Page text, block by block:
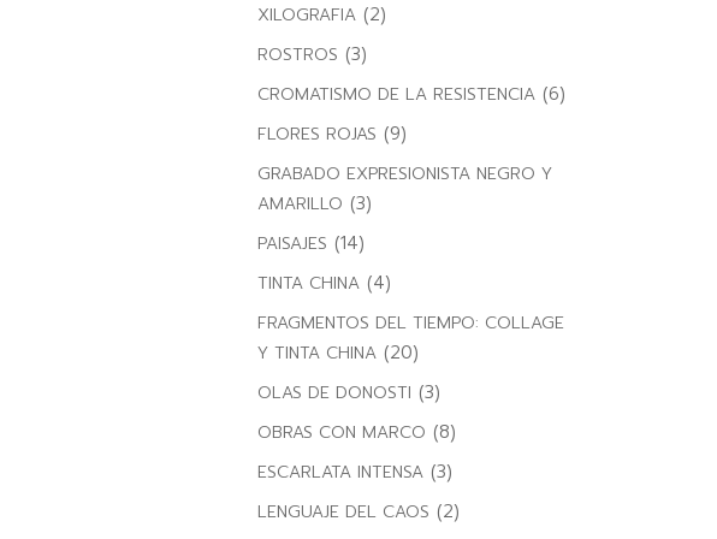
XILOGRAFIA (2)
ROSTROS (3)
CROMATISMO DE LA RESISTENCIA (6)
FLORES ROJAS (9)
GRABADO EXPRESIONISTA NEGRO Y
AMARILLO (3)
PAISAJES (14)
TINTA CHINA (4)
FRAGMENTOS DEL TIEMPO: COLLAGE
Y TINTA CHINA (20)
OLAS DE DONOSTI (3)
OBRAS CON MARCO (8)
ESCARLATA INTENSA (3)
LENGUAJE DEL CAOS (2)